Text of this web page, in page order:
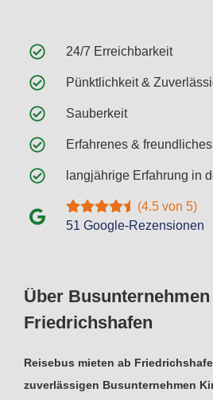
Über Busunternehmen
Friedrichshafen
Reisebus mieten ab
zuverlässigen Busunternehmen
24/7 Erreichbarkeit
Pünktlichkeit &
Sauberkeit
Erfahrenes &
langjährige Erfahrung in
(4.5 von 5)
51 Google-Rezensionen